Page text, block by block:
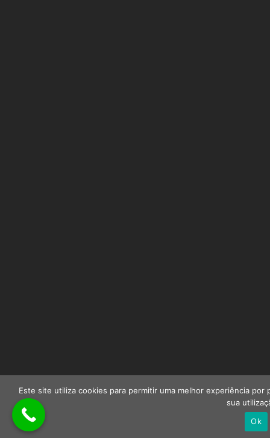
Este site utiliza cookies para permitir uma melhor experiência
sua
Ok